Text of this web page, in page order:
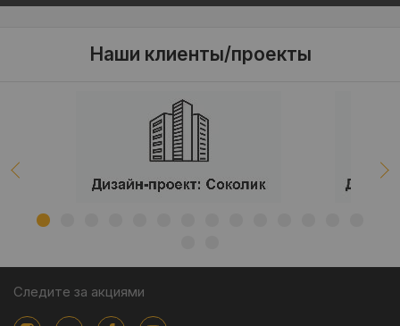
Наши клиенты/проекты
Следите за акциями